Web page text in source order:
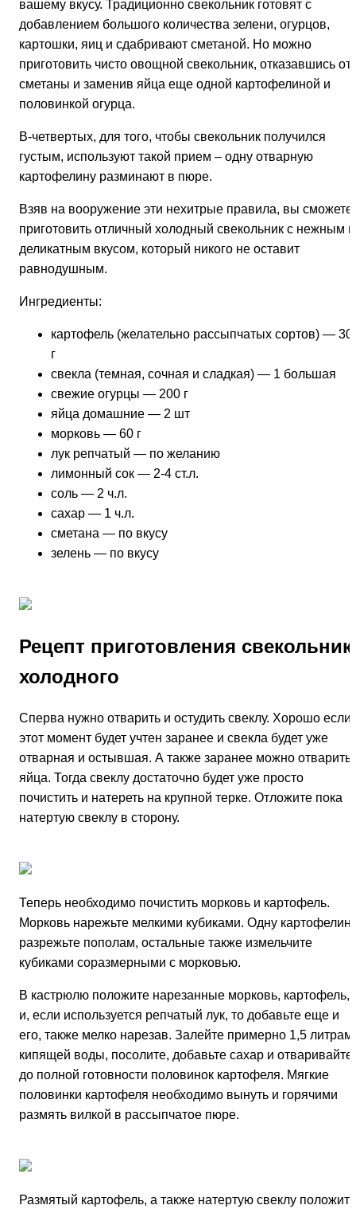
вашему вкусу. Традиционно свекольник готовят с
добавлением большого количества зелени, огурцов,
картошки, яиц и сдабривают сметаной. Но можно
приготовить чисто овощной свекольник, отказавшись от
сметаны и заменив яйца еще одной картофелиной и
половинкой огурца.
В-четвертых, для того, чтобы свекольник получился
густым, используют такой прием – одну отварную
картофелину разминают в пюре.
Взяв на вооружение эти нехитрые правила, вы сможете
приготовить отличный холодный свекольник с нежным и
деликатным вкусом, который никого не оставит
равнодушным.
Ингредиенты:
картофель (желательно рассыпчатых сортов) —
г
свекла (темная, сочная и сладкая) — 1 большая
свежие огурцы — 200 г
яйца домашние — 2 шт
морковь — 60 г
лук репчатый — по желанию
лимонный сок — 2-4 ст.л.
соль — 2 ч.л.
сахар — 1 ч.л.
сметана — по вкусу
зелень — по вкусу
Рецепт приготовления
холодного
Сперва нужно отварить и остудить свеклу. Хорошо если
этот момент будет учтен заранее и свекла будет уже
отварная и остывшая. А также заранее можно отварить
яйца. Тогда свеклу достаточно будет уже просто
почистить и натереть на крупной терке. Отложите пока
натертую свеклу в сторону.
Теперь необходимо почистить морковь и картофель.
Морковь нарежьте мелкими кубиками. Одну
разрежьте пополам, остальные также измельчите
кубиками соразмерными с морковью.
В кастрюлю положите нарезанные морковь, картофель,
и, если используется репчатый лук, то добавьте еще и
его, также мелко нарезав. Залейте примерно 1,5
кипящей воды, посолите, добавьте сахар и отваривайте
до полной готовности половинок картофеля. Мягкие
половинки картофеля необходимо вынуть и горячими
размять вилкой в рассыпчатое пюре.
Размятый картофель, а также натертую свеклу положите